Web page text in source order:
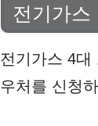
전기가스
전기가스 4대
우처를 신청